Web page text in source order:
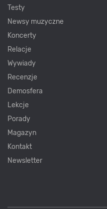
Testy
Newsy muzyczne
Koncerty
Relacje
Wywiady
Recenzje
Demosfera
Lekcje
Porady
Magazyn
Kontakt
Newsletter